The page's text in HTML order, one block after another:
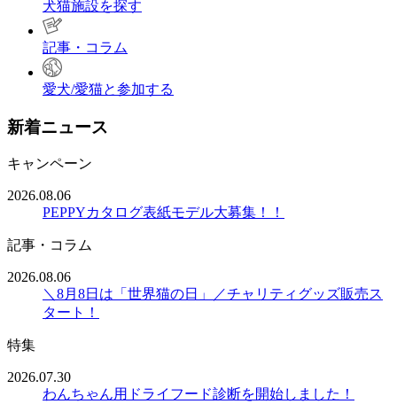
犬猫施設を探す
記事・コラム
愛犬/愛猫と参加する
新着ニュース
キャンペーン
2026.08.06
PEPPYカタログ表紙モデル大募集！！
記事・コラム
2026.08.06
＼8月8日は「世界猫の日」／チャリティグッズ販売ス
タート！
特集
2026.07.30
わんちゃん用ドライフード診断を開始しました！